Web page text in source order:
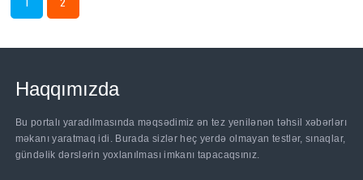
Haqqımızda
Bu portalı yaradılmasında məqsədimiz ən tez yenilənən təhsil xəbərlərı
məkanı yaratmaq idi. Burada sizlər heç yerdə olmayan testlər, sınaqlar,
gündəlik dərslərin yoxlanılması imkanı tapacaqsınız.